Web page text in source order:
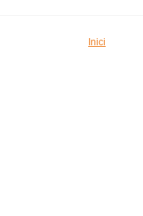
Inici